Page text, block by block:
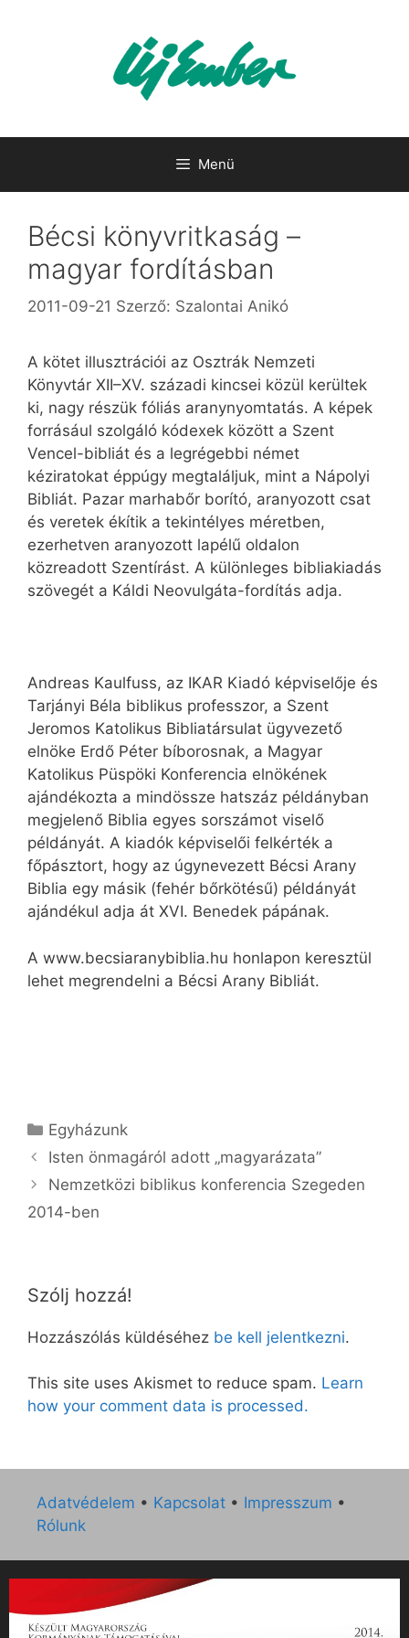
Menü
Bécsi könyvritkaság –
magyar fordításban
2011-09-21 Szerző: Szalontai Anikó
A kötet illusztrációi az Osztrák Nemzeti
Könyvtár XII–XV. századi kincsei közül kerültek
ki, nagy részük fóliás aranynyomtatás. A képek
forrásául szolgáló kódexek között a Szent
Vencel-bibliát és a legrégebbi német
kéziratokat éppúgy megtaláljuk, mint a Nápolyi
Bibliát. Pazar marhabőr borító, aranyozott csat
és veretek ékítik a tekintélyes méretben,
ezerhetven aranyozott lapélű oldalon
közreadott Szentírást. A különleges bibliakiadás
szövegét a Káldi Neovulgáta-fordítás adja.
Andreas Kaulfuss, az IKAR Kiadó képviselője és
Tarjányi Béla biblikus professzor, a Szent
Jeromos Katolikus Bibliatársulat ügyvezető
elnöke Erdő Péter bíborosnak, a Magyar
Katolikus Püspöki Konferencia elnökének
ajándékozta a mindössze hatszáz példányban
megjelenő Biblia egyes sorszámot viselő
példányát. A kiadók képviselői felkérték a
főpásztort, hogy az úgynevezett Bécsi Arany
Biblia egy másik (fehér bőrkötésű) példányát
ajándékul adja át XVI. Benedek pápának.
A www.becsiaranybiblia.hu honlapon keresztül
lehet megrendelni a Bécsi Arany Bibliát.
Kategória
Egyházunk
Isten önmagáról adott „magyarázata”
Nemzetközi biblikus konferencia Szegeden
2014-ben
Szólj hozzá!
Hozzászólás küldéséhez be kell jelentkezni.
This site uses Akismet to reduce spam. Learn
how your comment data is processed.
Adatvédelem • Kapcsolat • Impresszum •
Rólunk